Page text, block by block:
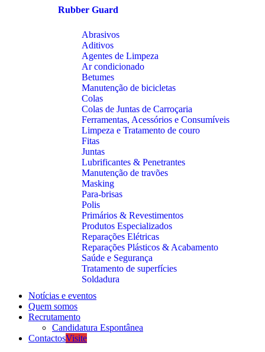
Rubber Guard
Abrasivos
Aditivos
Agentes de Limpeza
Ar condicionado
Betumes
Manutenção de bicicletas
Colas
Colas de Juntas de Carroçaria
Ferramentas, Acessórios e Consumíveis
Limpeza e Tratamento de couro
Fitas
Juntas
Lubrificantes & Penetrantes
Manutenção de travões
Masking
Para-brisas
Polis
Primários & Revestimentos
Produtos Especializados
Reparações Elétricas
Reparações Plásticos & Acabamento
Saúde e Segurança
Tratamento de superfícies
Soldadura
Notícias e eventos
Quem somos
Recrutamento
Candidatura Espontânea
ContactosVisite